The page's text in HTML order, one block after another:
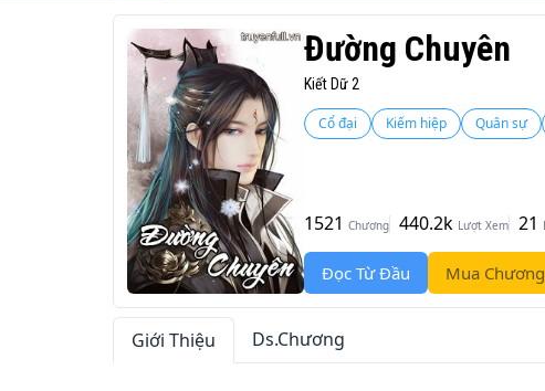
Đường Chuyên
Kiết Dữ 2
Cổ đại Kiếm hiệp Quân sự
1521 Chương 440.2k Lượt Xem 21
Đọc Từ Đầu Mua
Giới Thiệu Ds.Chương